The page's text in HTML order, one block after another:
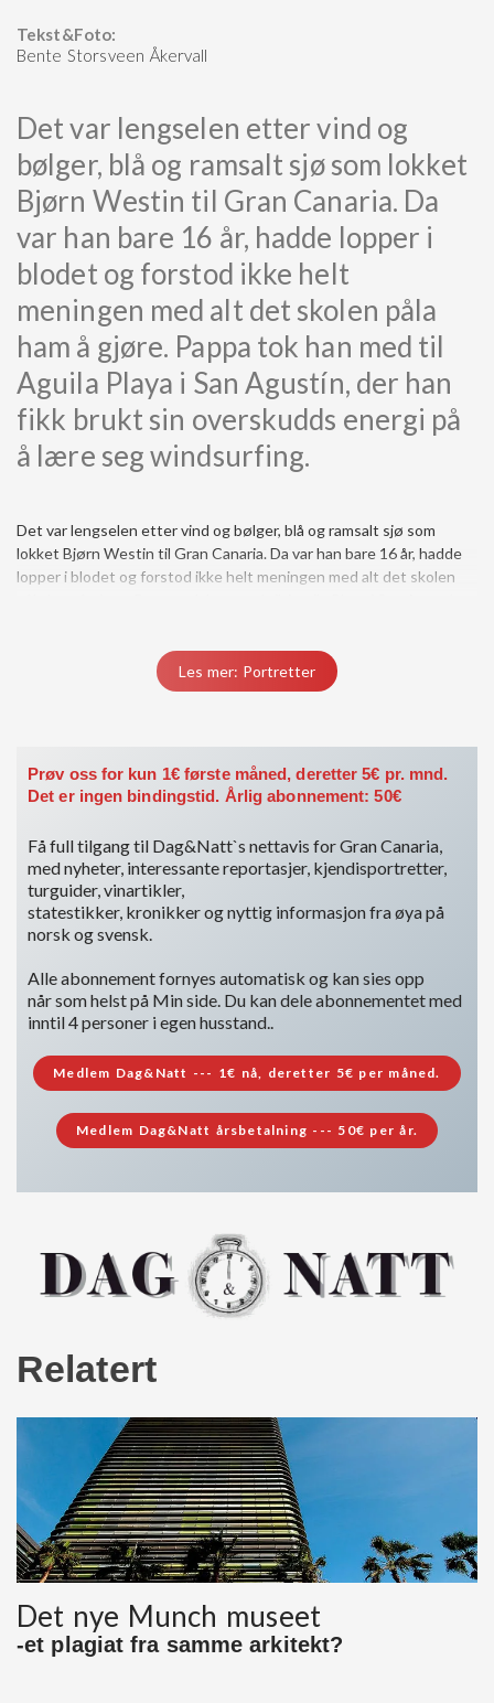
Tekst&Foto:
Bente Storsveen Åkervall
Det var lengselen etter vind og
bølger, blå og ramsalt sjø som lokket
Bjørn Westin til Gran Canaria. Da
var han bare 16 år, hadde lopper i
blodet og forstod ikke helt
meningen med alt det skolen påla
ham å gjøre. Pappa tok han med til
Aguila Playa i San Agustín, der han
fikk brukt sin overskudds energi på
å lære seg windsurfing.
Det var lengselen etter vind og bølger, blå og ramsalt sjø som
lokket Bjørn Westin til Gran Canaria. Da var han bare 16 år, hadde
lopper i blodet og forstod ikke helt meningen med alt det skolen
oppdagelsen av ekte frihet, et stort felleskap med naturen og dens
Vis medlemsnivåer Logg inn her
Les mer: Portretter
Prøv oss for kun 1€ første måned, deretter 5€ pr. mnd.
Det er ingen bindingstid. Årlig abonnement: 50€
Få full tilgang til Dag&Natt`s nettavis for Gran Canaria,
med nyheter, interessante reportasjer, kjendisportretter,
turguider, vinartikler,
statestikker, kronikker og nyttig informasjon fra øya på
norsk og svensk.
Alle abonnement fornyes automatisk og kan sies opp
når som helst på Min side. Du kan dele abonnementet med
inntil 4 personer i egen husstand..
Medlem Dag&Natt --- 1€ nå, deretter 5€ per måned.
Medlem Dag&Natt årsbetalning --- 50€ per år.
Relatert
Det nye Munch museet
-et plagiat fra samme arkitekt?